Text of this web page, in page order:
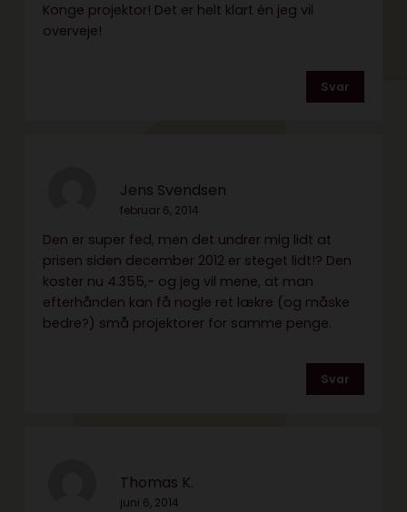
Konge projektor! Det er helt klart én jeg vil
overveje!
Svar
Jens Svendsen
februar 6, 2014
Den er super fed, men det undrer mig lidt at
prisen siden december 2012 er steget lidt!? Den
koster nu 4.355,- og jeg vil mene, at man
efterhånden kan få nogle ret lækre (og måske
bedre?) små projektorer for samme penge.
Svar
Thomas K.
juni 6, 2014